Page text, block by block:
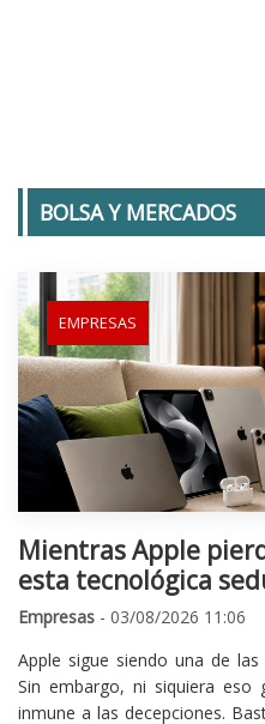
BOLSA Y MERCADOS
EMPRESAS
Mientras Apple
esta tecnológica
Empresas - 03/08/2026 11:06
Apple sigue siendo una de
Sin embargo, ni siquiera eso
inmune a las decepciones.